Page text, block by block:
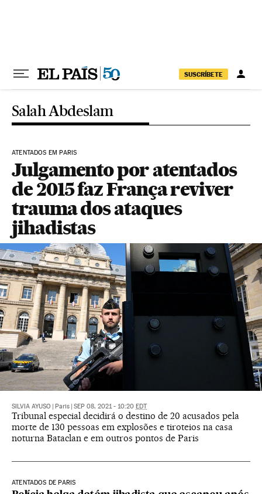
SUSCRÍBETE
Salah Abdeslam
ATENTADOS EM PARIS
Julgamento por atentados
de 2015 faz França reviver
trauma dos ataques
jihadistas
SILVIA AYUSO Paris SEP 08, 2021 - 10:20 EDT
Tribunal especial decidirá o destino de 20 acusados pela
morte de 130 pessoas em explosões e tiroteios na casa
noturna Bataclan e em outros pontos de Paris
ATENTADOS DE PARIS